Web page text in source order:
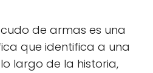
de armas es una
que identifica a una
largo de la historia,